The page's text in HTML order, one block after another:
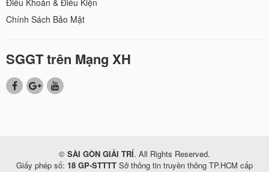
Điều Khoản & Điều Kiện
Chính Sách Bảo Mật
SGGT trên Mạng XH
© SÀI GÒN GIẢI TRÍ. All Rights Reserved.
Giấy phép số: 18 GP-STTTT Sở thông tin truyền thông TP.HCM cấp